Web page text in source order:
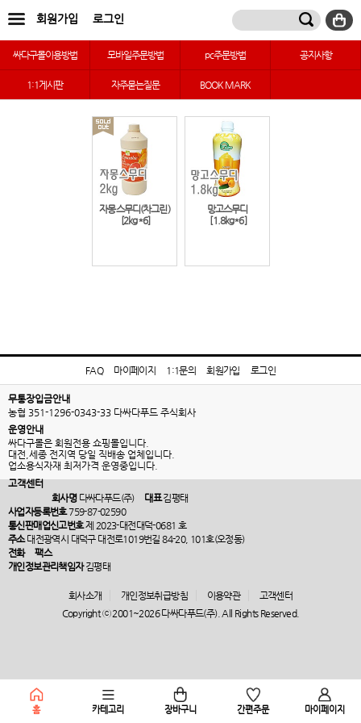
회원가입 로그인
싸다구몰이용방법 모바일주문방법 pc주문방법 공지사항
1:1게시판 자주묻는질문 BOOK MARK
자몽스무디(차그린)
[2kg*6]
망고스무디
[1.8kg*6]
홈 카테고리 장바구니 간편주문 마이페이지
FAQ 마이페이지 1:1문의 회원가입 로그인
무통장입금안내
농협 351-1296-0343-33 다싸다푸드 주식회사
운영안내
싸다구몰은 회원전용 쇼핑몰입니다.
대전,세종 전지역 당일 직배송 업체입니다.
업소용식자재 최저가격 운영중입니다.
고객센터
회사명다싸다푸드(주) 대표김평태
사업자등록번호759-87-02590
통신판매업신고번호제 2023-대전대덕-0681 호
주소대전광역시 대덕구 대전로1019번길 84-20, 101호(오정동)
전화
팩스
개인정보관리책임자김평태
회사소개 개인정보취급방침 이용약관
고객센터
Copyright ⓒ 2001~2026 다싸다푸드(주). All Rights Reserved.